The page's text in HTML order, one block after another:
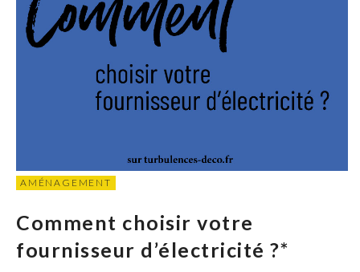
AMÉNAGEMENT
Comment choisir votre
fournisseur d’électricité ?*